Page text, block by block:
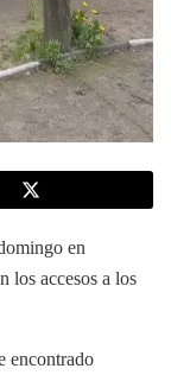
en
los accesos a los
encontrado